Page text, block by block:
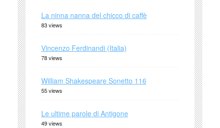
La ninna nanna del chicco di caffè
83 views
Vincenzo Ferdinandi (Italia)
78 views
William Shakespeare Sonetto 116
55 views
Le ultime parole di Antigone
49 views